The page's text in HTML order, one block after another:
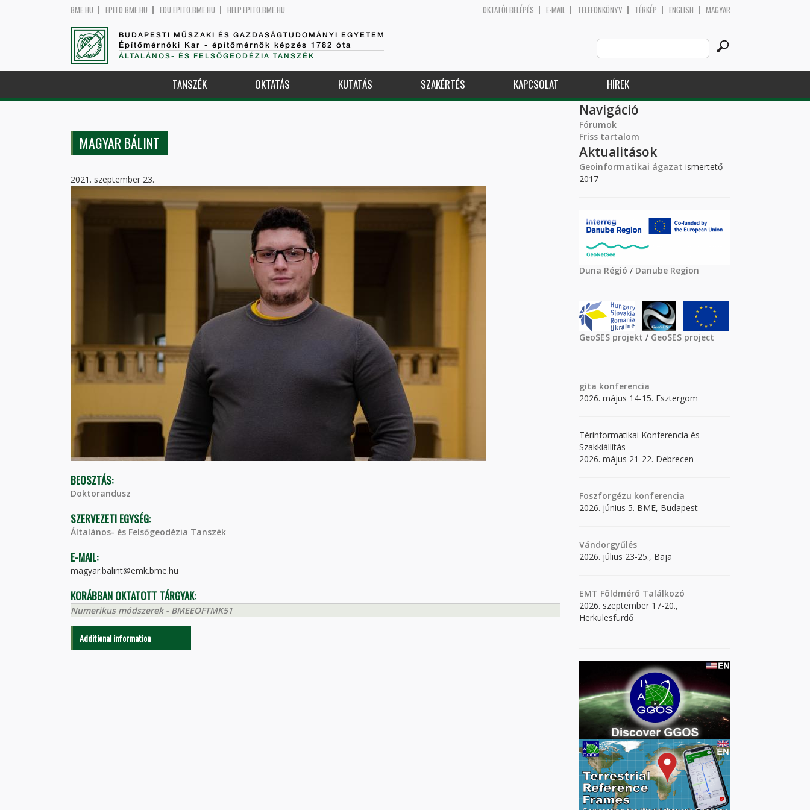
BME.HU EPITO.BME.HU EDU.EPITO.BME.HU HELP.EPITO.BME.HU OKTATÓI BELÉPÉS E-MAIL TELEFONKÖNYV TÉRKÉP ENGLISH MAGYAR
BUDAPESTI MŰSZAKI ÉS GAZDASÁGTUDOMÁNYI EGYETEM
Építőmérnöki Kar - építőmérnök képzés 1782 óta
ÁLTALÁNOS- ÉS FELSŐGEODÉZIA TANSZÉK
Search
this
site
TANSZÉK OKTATÁS KUTATÁS SZAKÉRTÉS KAPCSOLAT HÍREK
MAGYAR BÁLINT
2021. szeptember 23.
BEOSZTÁS:
Doktorandusz
SZERVEZETI EGYSÉG:
Általános- és Felsőgeodézia Tanszék
E-MAIL:
magyar.balint@emk.bme.hu
KORÁBBAN OKTATOTT TÁRGYAK:
Numerikus módszerek - BMEEOFTMK51
Additional information
Navigáció
Fórumok
Friss tartalom
Aktualitások
Geoinformatikai ágazat ismertető
2017
Duna Régió / Danube Region
GeoSES projekt / GeoSES project
gita konferencia
2026. május 14-15. Esztergom
Térinformatikai Konferencia és
Szakkiállítás
2026. május 21-22. Debrecen
Foszforgézu konferencia
2026. június 5. BME, Budapest
Vándorgyűlés
2026. július 23-25., Baja
EMT Földmérő Találkozó
2026. szeptember 17-20.,
Herkulesfürdő